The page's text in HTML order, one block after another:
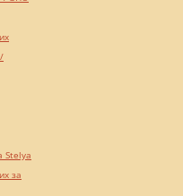
Stelya
за